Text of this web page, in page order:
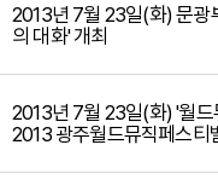
2013년 7월 23일(화) 문광
의 대화' 개최
2013년 7월 23일(화) '월드
2013 광주월드뮤직페스티